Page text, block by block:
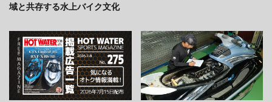
域と共存する水上バイク文化